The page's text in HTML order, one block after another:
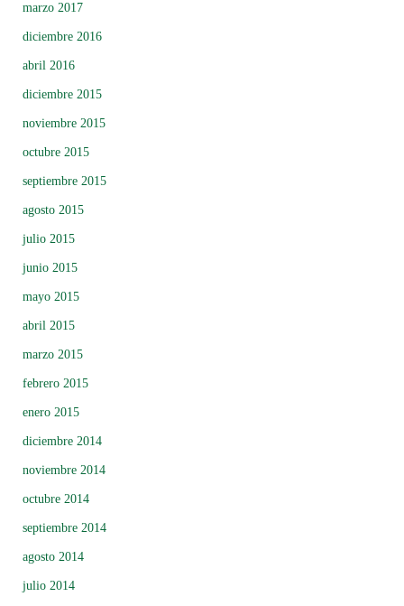
marzo 2017
diciembre 2016
abril 2016
diciembre 2015
noviembre 2015
octubre 2015
septiembre 2015
agosto 2015
julio 2015
junio 2015
mayo 2015
abril 2015
marzo 2015
febrero 2015
enero 2015
diciembre 2014
noviembre 2014
octubre 2014
septiembre 2014
agosto 2014
julio 2014